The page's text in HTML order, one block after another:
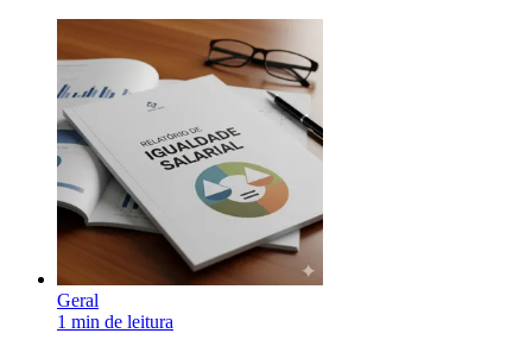
Geral
1 min de leitura